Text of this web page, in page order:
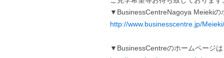
▼BusinessCentreNagoya Meieki
http://www.businesscentre.jp/Meieki/
▼BusinessCentreのホームページ